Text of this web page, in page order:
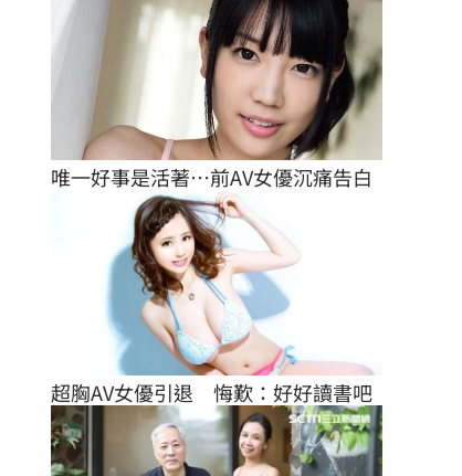
唯一好事是活著…前AV女優沉痛告白
超胸AV女優引退　悔歎：好好讀書吧